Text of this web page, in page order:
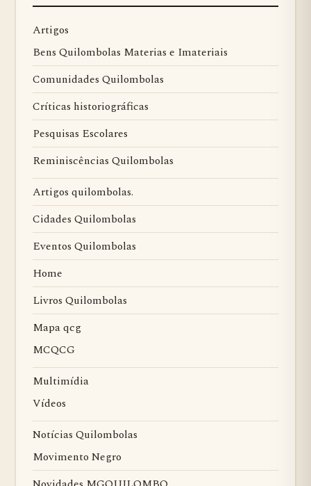
Artigos
Bens Quilombolas Materias e Imateriais
Comunidades Quilombolas
Críticas historiográficas
Pesquisas Escolares
Reminiscências Quilombolas
Artigos quilombolas.
Cidades Quilombolas
Eventos Quilombolas
Home
Livros Quilombolas
Mapa qcg
MCQCG
Multimídia
Vídeos
Notícias Quilombolas
Movimento Negro